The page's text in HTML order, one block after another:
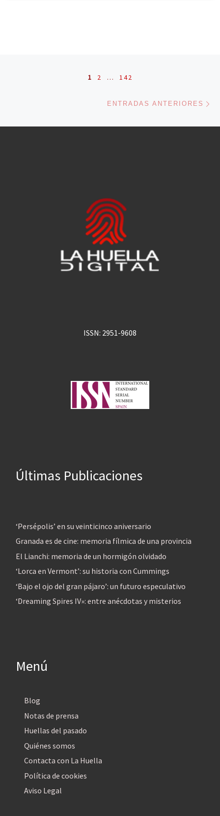
Navegación de entradas
1 2 … 142
ENTRADAS ANTERIORES
ISSN: 2951-9608
Últimas Publicaciones
‘Persépolis’ en su veinticinco aniversario
Granada es de cine: memoria fílmica de una provincia
El Lianchi: memoria de un hormigón olvidado
‘Lorca en Vermont’: su historia con Cummings
‘Bajo el ojo del gran pájaro’: un futuro especulativo
‘Dreaming Spires IV»: entre anécdotas y misterios
Menú
Blog
Notas de prensa
Huellas del pasado
Quiénes somos
Contacta con La Huella
Política de cookies
Aviso Legal